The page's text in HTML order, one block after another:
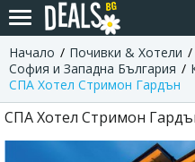
Начало Почивки & Хотели
София и Западна България
СПА Хотел Стримон Гардън
СПА Хотел Стримон